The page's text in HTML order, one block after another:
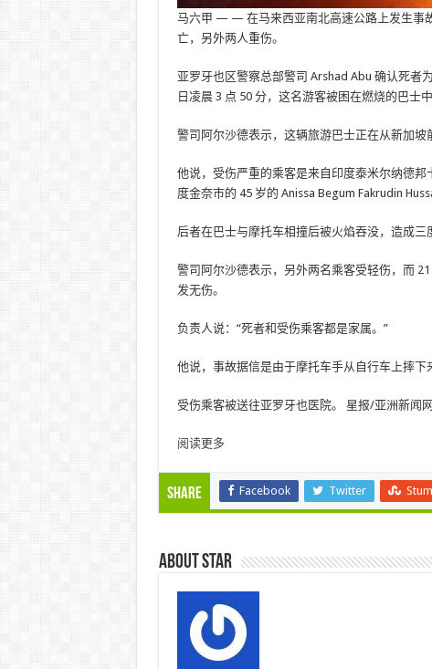
马六甲 — — 在马来西亚南北高速公路上发生事
亡，另外两人重伤。
亚罗牙也区警察总部警司 Arshad Abu 确认死者
日凌晨 3 点 50 分，这名游客被困在燃烧的巴士中
警司阿尔沙德表示，这辆旅游巴士正在从新加坡
他说，受伤严重的乘客是来自印度泰米尔纳德邦
度金奈市的 45 岁的 Anissa Begum Fakrudin
后者在巴士与摩托车相撞后被火焰吞没，造成三
警司阿尔沙德表示，另外两名乘客受轻伤，而 21
发无伤。
负责人说：“死者和受伤乘客都是家属。”
他说，事故据信是由于摩托车手从自行车上摔下
受伤乘客被送往亚罗牙也医院。 星报/亚洲新闻网
阅读更多
Share Facebook Twitter
About star